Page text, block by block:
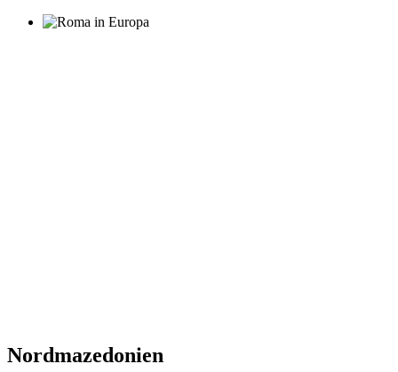
Nordmazedonien